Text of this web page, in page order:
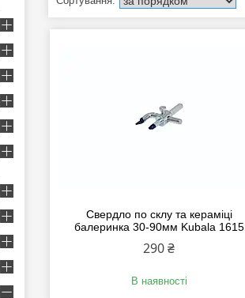
Свердло по склу та кераміці
балеринка 30-90мм Kubala 1615
290 ₴
В наявності